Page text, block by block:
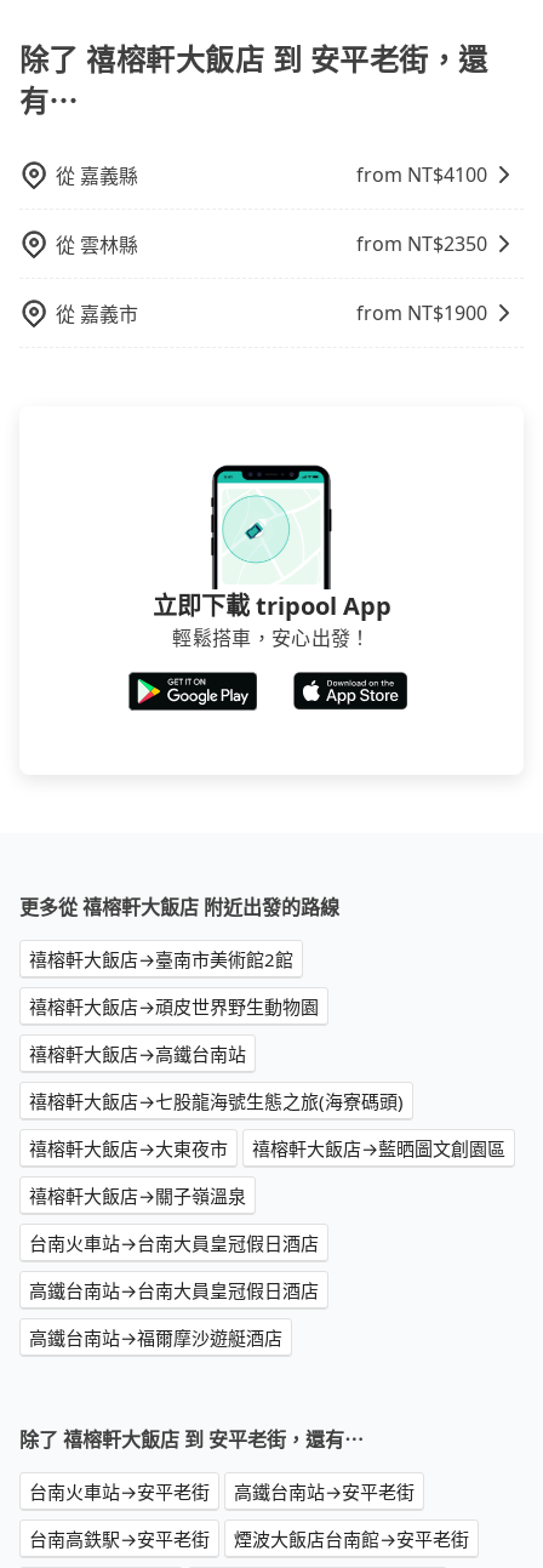
訂購時填寫的數量。請務必確實填寫當日實際攜帶的行
李及乘坐的總人數，包含成人及兒童／嬰幼兒。 2) 孩童
同行，卻無自備或加購兒童座椅。提醒您，為了保護孩
必須乘坐兒童座椅。 3) 搭乘寵物友善專車卻沒有裝籠。
避免影響行車安全，請您務將寵物置入提籠或提袋內。
除了 禧榕軒大飯店 到 安平老街，還
有⋯
從 嘉義縣 from NT$4100
從雲林縣 from NT$2350
從 嘉義市 from NT$1900
立即下載 tripool App
輕鬆搭車，安心出發！
更多從 禧榕軒大飯店 附近出發的路線
禧榕軒大飯店→臺南市美術館2館
禧榕軒大飯店→頑皮世界野生動物園
禧榕軒大飯店→高鐵台南站
禧榕軒大飯店→七股龍海號生態之旅(海寮碼頭)
禧榕軒大飯店→大東夜市
禧榕軒大飯店→藍晒圖文創園區
禧榕軒大飯店→關子嶺溫泉
台南火車站→台南大員皇冠假日酒店
高鐵台南站→台南大員皇冠假日酒店
高鐵台南站→福爾摩沙遊艇酒店
除了 禧榕軒大飯店 到 安平老街，還有⋯
台南火車站→安平老街
高鐵台南站→安平老街
台南高鉄駅→安平老街
煙波大飯店台南館→安平老街